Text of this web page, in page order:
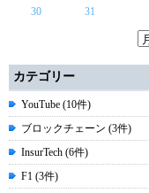
30
31
カテゴリー
YouTube (10件)
ブロックチェーン (3件)
InsurTech (6件)
F1 (3件)